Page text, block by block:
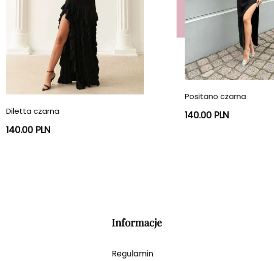
Diletta czarna
140.00 PLN
Positano czarna
140.00 PLN
Informacje
Regulamin